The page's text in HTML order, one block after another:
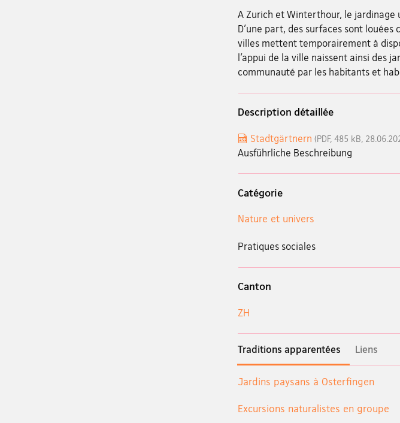
A Zurich et Winterthour, le jardinage
D’une part, des surfaces sont
villes mettent temporairement à
l’appui de la ville naissent ainsi des
communauté par les habitants et
Description détaillée
Stadtgärtnern (PDF, 485 kB,
Ausführliche Beschreibung
Catégorie
Nature et univers
Pratiques sociales
Canton
ZH
Traditions apparentées Liens
Jardins paysans à Osterfingen
Excursions naturalistes en groupe